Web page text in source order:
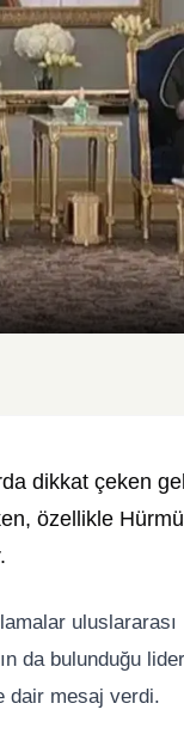
dikkat çeken
özellikle
uluslararası
da bulunduğu
dair mesaj verdi.